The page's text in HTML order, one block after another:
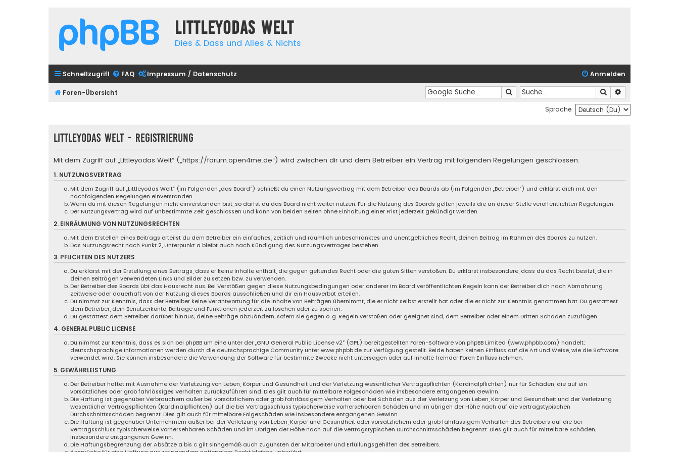
Littleyodas Welt
Dies & Dass und Alles & Nichts
Schnellzugriff FAQ Impressum / Datenschutz Anmelden
Foren-Übersicht Suche
Suche
Sprache:
Littleyodas Welt - Registrierung
Mit dem Zugriff auf „Littleyodas Welt“ („https://forum.open4me.de“) wird zwischen dir und dem Betreiber ein Vertrag mit folgenden Regelungen geschlossen:
1. NUTZUNGSVERTRAG
Mit dem Zugriff auf „Littleyodas Welt“ (im Folgenden „das Board“) schließt du einen Nutzungsvertrag mit dem Betreiber des Boards ab (im Folgenden „Betreiber“) und erklärst dich mit den
nachfolgenden Regelungen einverstanden.
Wenn du mit diesen Regelungen nicht einverstanden bist, so darfst du das Board nicht weiter nutzen. Für die Nutzung des Boards gelten jeweils die an dieser Stelle veröffentlichten Regelungen.
Der Nutzungsvertrag wird auf unbestimmte Zeit geschlossen und kann von beiden Seiten ohne Einhaltung einer Frist jederzeit gekündigt werden.
2. EINRÄUMUNG VON NUTZUNGSRECHTEN
Mit dem Erstellen eines Beitrags erteilst du dem Betreiber ein einfaches, zeitlich und räumlich unbeschränktes und unentgeltliches Recht, deinen Beitrag im Rahmen des Boards zu nutzen.
Das Nutzungsrecht nach Punkt 2, Unterpunkt a bleibt auch nach Kündigung des Nutzungsvertrages bestehen.
3. PFLICHTEN DES NUTZERS
Du erklärst mit der Erstellung eines Beitrags, dass er keine Inhalte enthält, die gegen geltendes Recht oder die guten Sitten verstoßen. Du erklärst insbesondere, dass du das Recht besitzt, die in
deinen Beiträgen verwendeten Links und Bilder zu setzen bzw. zu verwenden.
Der Betreiber des Boards übt das Hausrecht aus. Bei Verstößen gegen diese Nutzungsbedingungen oder anderer im Board veröffentlichten Regeln kann der Betreiber dich nach Abmahnung
zeitweise oder dauerhaft von der Nutzung dieses Boards ausschließen und dir ein Hausverbot erteilen.
Du nimmst zur Kenntnis, dass der Betreiber keine Verantwortung für die Inhalte von Beiträgen übernimmt, die er nicht selbst erstellt hat oder die er nicht zur Kenntnis genommen hat. Du gestattest
dem Betreiber, dein Benutzerkonto, Beiträge und Funktionen jederzeit zu löschen oder zu sperren.
Du gestattest dem Betreiber darüber hinaus, deine Beiträge abzuändern, sofern sie gegen o. g. Regeln verstoßen oder geeignet sind, dem Betreiber oder einem Dritten Schaden zuzufügen.
4. GENERAL PUBLIC LICENSE
Du nimmst zur Kenntnis, dass es sich bei phpBB um eine unter der „GNU General Public License v2“ (GPL) bereitgestellten Foren-Software von phpBB Limited (www.phpbb.com) handelt;
deutschsprachige Informationen werden durch die deutschsprachige Community unterwww.phpbb.de zur Verfügung gestellt. Beide haben keinen Einfluss auf die Art und Weise, wie die Software
verwendet wird. Sie können insbesondere die Verwendung der Software für bestimmte Zwecke nicht untersagen oder auf Inhalte fremder Foren Einfluss nehmen.
5. GEWÄHRLEISTUNG
Der Betreiber haftet mit Ausnahme der Verletzung von Leben, Körper und Gesundheit und der Verletzung wesentlicher Vertragspflichten (Kardinalpflichten) nur für Schäden, die auf ein
vorsätzliches oder grob fahrlässiges Verhalten zurückzuführen sind. Dies gilt auch für mittelbare Folgeschäden wie insbesondere entgangenen Gewinn.
Die Haftung ist gegenüber Verbrauchern außer bei vorsätzlichem oder grob fahrlässigem Verhalten oder bei Schäden aus der Verletzung von Leben, Körper und Gesundheit und der Verletzung
wesentlicher Vertragspflichten (Kardinalpflichten) auf die bei Vertragsschluss typischerweise vorhersehbaren Schäden und im übrigen der Höhe nach auf die vertragstypischen
Durchschnittsschäden begrenzt. Dies gilt auch für mittelbare Folgeschäden wie insbesondere entgangenen Gewinn.
Die Haftung ist gegenüber Unternehmern außer bei der Verletzung von Leben, Körper und Gesundheit oder vorsätzlichem oder grob fahrlässigem Verhalten des Betreibers auf die bei
Vertragsschluss typischerweise vorhersehbaren Schäden und im Übrigen der Höhe nach auf die vertragstypischen Durchschnittsschäden begrenzt. Dies gilt auch für mittelbare Schäden,
insbesondere entgangenen Gewinn.
Die Haftungsbegrenzung der Absätze a bis c gilt sinngemäß auch zugunsten der Mitarbeiter und Erfüllungsgehilfen des Betreibers.